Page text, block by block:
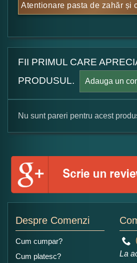
Atentionare pasta de zahăr și
FII PRIMUL CARE
PRODUSUL.
Adauga un
Formular pareri client
Numele dumneavoastra:
Nu sunt pareri pentru acest
Despre Comenzi
Cum cumpar?
Cum platesc?
La